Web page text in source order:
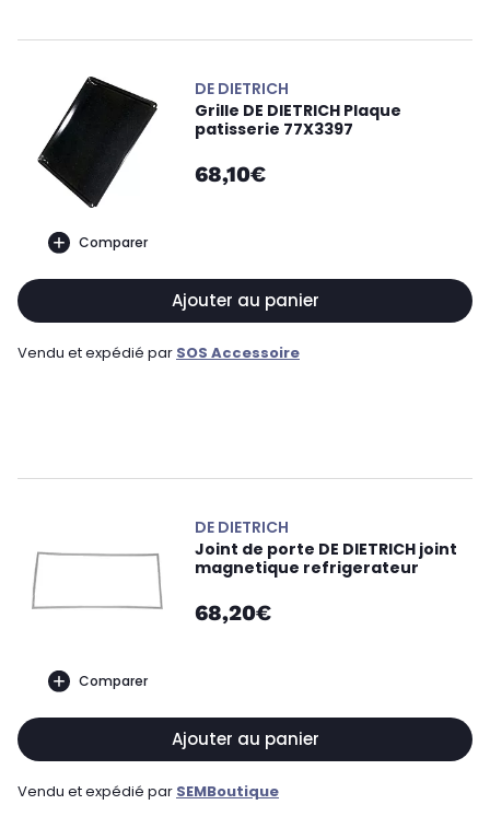
Comparer
DE DIETRICH
Grille DE DIETRICH Plaque
patisserie 77X3397
68,10€
Ajouter au panier
Vendu et expédié par SOS Accessoire
Comparer
DE DIETRICH
Joint de porte DE DIETRICH joint
magnetique refrigerateur
68,20€
Ajouter au panier
Vendu et expédié par SEMBoutique